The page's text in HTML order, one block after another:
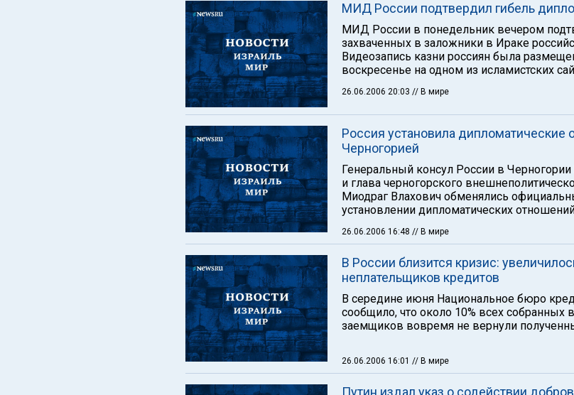
МИД России подтвердил гибель
МИД России в понедельник вечером
захваченных в заложники в Ираке
Видеозапись казни россиян была
воскресенье на одном из исламистских
26.06.2006 20:03 // В мире
Россия установила дипломатические
Черногорией
Генеральный консул России в
и глава черногорского
Миодраг Влахович обменялись
установлении дипломатических
26.06.2006 16:48 // В мире
В России близится кризис:
неплательщиков кредитов
В середине июня Национальное бюро
сообщило, что около 10% всех собранных
заемщиков вовремя не вернули
26.06.2006 16:01 // В мире
Путин издал указ о содействии